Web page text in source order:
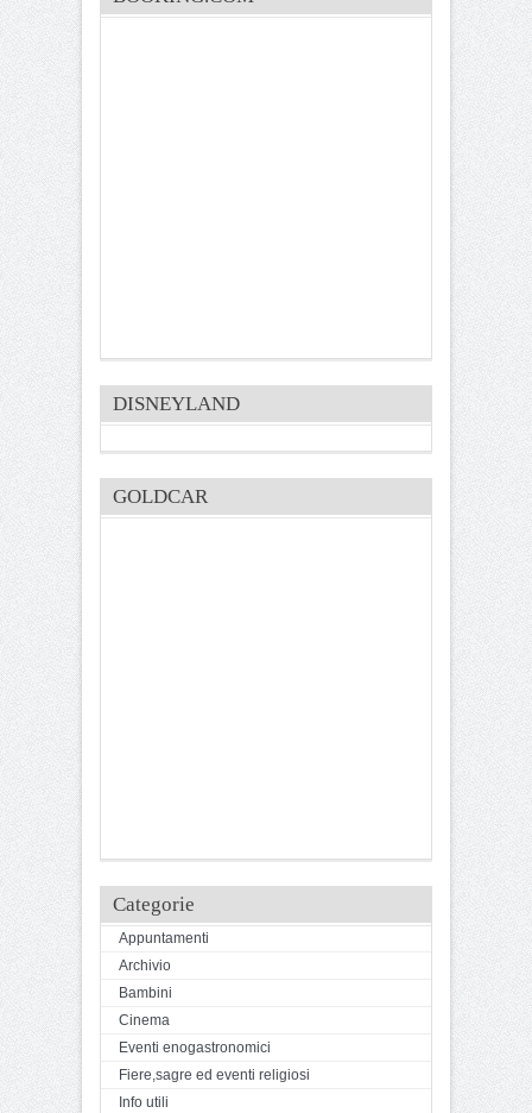
DISNEYLAND
GOLDCAR
Categorie
Appuntamenti
Archivio
Bambini
Cinema
Eventi enogastronomici
Fiere,sagre ed eventi religiosi
Info utili